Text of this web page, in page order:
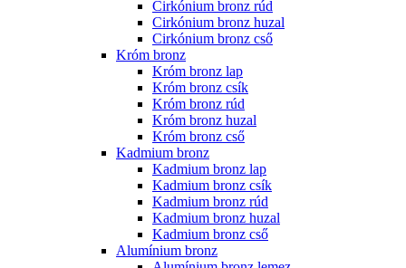
Cirkónium bronz rúd
Cirkónium bronz huzal
Cirkónium bronz cső
Króm bronz
Króm bronz lap
Króm bronz csík
Króm bronz rúd
Króm bronz huzal
Króm bronz cső
Kadmium bronz
Kadmium bronz lap
Kadmium bronz csík
Kadmium bronz rúd
Kadmium bronz huzal
Kadmium bronz cső
Alumínium bronz